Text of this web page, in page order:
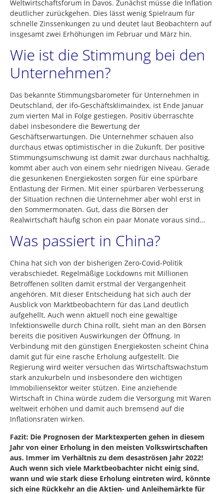
Weltwirtschaftsforum in Davos. Zunächst müsse die Inflation
deutlicher zurückgehen. Dies lässt wenig Spielraum für
schnelle Zinssenkungen zu und deutet laut Beobachtern auf
insgesamt zwei Erhöhungen im Februar und März hin.
Wie ist die Stimmung bei den
Unternehmen?
Das bekannte Stimmungsbarometer für Unternehmen in
Deutschland, der ifo-Geschäftsklimaindex, ist Ende Januar
zum vierten Mal in Folge gestiegen. Positiv überraschte
dabei insbesondere die Bewertung der
Geschäftserwartungen. Die Unternehmer schauen also
durchaus etwas optimistischer in die Zukunft. Der positive
Stimmungsumschwung ist damit zwar durchaus nachhaltig,
kommt aber auch von einem sehr niedrigen Niveau. Gerade
die gesunkenen Energiekosten sorgen für eine spürbare
Entlastung der Firmen. Mit einer spürbaren Verbesserung
der Situation rechnen die Unternehmer aber wohl erst in
den Sommermonaten. Gut, dass die Börsen der
Realwirtschaft häufig schon ein paar Monate voraus sind…
Was passiert in China?
China hat sich von der bisherigen Zero-Covid-Politik
verabschiedet. Regelmäßige Lockdowns mit Millionen
Betroffenen sollten damit erstmal der Vergangenheit
angehören. Mit dieser Entscheidung hat sich auch der
Ausblick von Marktbeobachtern für das Land deutlich
aufgehellt. Auch wenn aktuell noch eine gewaltige
Infektionswelle durch China rollt, sieht man an den Börsen
bereits die positiven Auswirkungen der Öffnung. In
Verbindung mit den günstigen Energiekosten scheint China
damit gut für eine rasche Erholung aufgestellt. Die
Regierung wird weiter versuchen das Wirtschaftswachstum
stark anzukurbeln und insbesondere den wichtigen
Immobiliensektor weiter stützen. Eine anziehende
Wirtschaft in China würde zudem die Versorgung mit Waren
weltweit erhöhen und damit auch bremsend auf die
Inflationsraten wirken.
Fazit: Die Prognosen der Marktexperten gehen in diesem
Jahr von einer Erholung in den meisten Volkswirtschaften
aus. Immer im Verhältnis zu dem desaströsen Jahr 2022!
Auch wenn sich viele Marktbeobachter nicht einig sind,
wann und wie stark diese Erholung eintreten wird, könnte
sich eine Rückkehr an die Aktien- und Anleihemärkte für